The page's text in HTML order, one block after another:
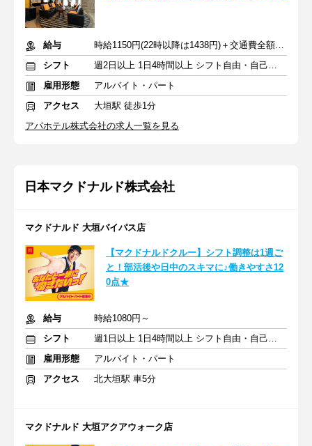
給与
時給1150円(22時以降は1438円)＋交通費全額支給
シフト
週2日以上 1日4時間以上 シフト自由・自己申告
雇用形態
アルバイト・パート
アクセス
大垣駅 徒歩1分
アパホテル株式会社の求人一覧を見る
日本マクドナルド株式会社
マクドナルド 大垣バイパス店
【マクドナルドクルー】シフト調整は1週ご
と！部活後や日中のスキマに♪働きやすさ12
0点★
給与
時給1080円～
シフト
週1日以上 1日4時間以上 シフト自由・自己申告
雇用形態
アルバイト・パート
アクセス
北大垣駅 車5分
マクドナルド 大垣アクアウォーク店